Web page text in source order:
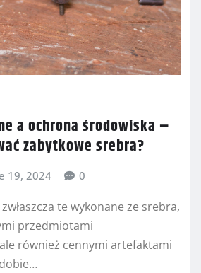
a ochrona środowiska –
zabytkowe srebra?
19, 2024 0
te wykonane ze srebra,
przedmiotami
również cennymi artefaktami